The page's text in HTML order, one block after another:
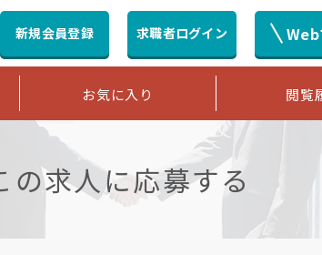
新規会員登録 求職者ログイン Web
お気に入り 閲覧
の求人に応募する